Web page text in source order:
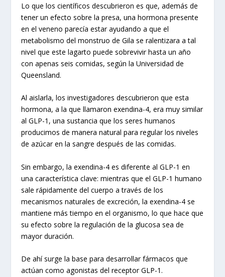
Lo que los científicos descubrieron es que, además de
tener un efecto sobre la presa, una hormona presente
en el veneno parecía estar ayudando a que el
metabolismo del monstruo de Gila se ralentizara a tal
nivel que este lagarto puede sobrevivir hasta un año
con apenas seis comidas, según la Universidad de
Queensland.
Al aislarla, los investigadores descubrieron que esta
hormona, a la que llamaron exendina-4, era muy similar
al GLP-1, una sustancia que los seres humanos
producimos de manera natural para regular los niveles
de azúcar en la sangre después de las comidas.
Sin embargo, la exendina-4 es diferente al GLP-1 en
una característica clave: mientras que el GLP-1 humano
sale rápidamente del cuerpo a través de los
mecanismos naturales de excreción, la exendina-4 se
mantiene más tiempo en el organismo, lo que hace que
su efecto sobre la regulación de la glucosa sea de
mayor duración.
De ahí surge la base para desarrollar fármacos que
actúan como agonistas del receptor GLP-1.